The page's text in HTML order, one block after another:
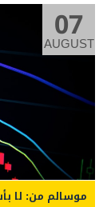
07
AUGUST
موسالم من: لا